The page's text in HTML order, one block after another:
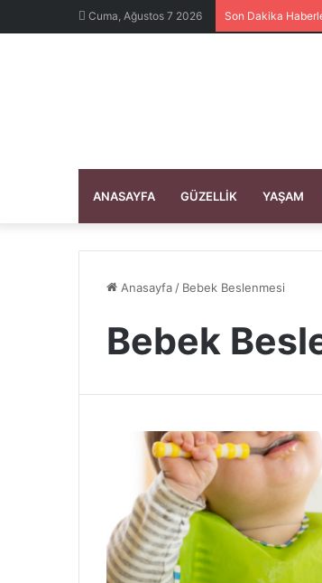
Cuma, Ağustos 7 2026 Son Dakika
ANASAYFA GÜZELLIK YAŞAM
Anasayfa / Bebek Beslenmesi
Bebek